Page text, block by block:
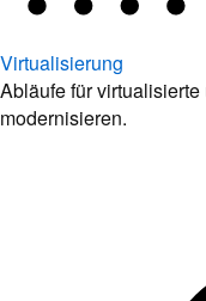
Virtualisierung
Abläufe für
modernisieren.